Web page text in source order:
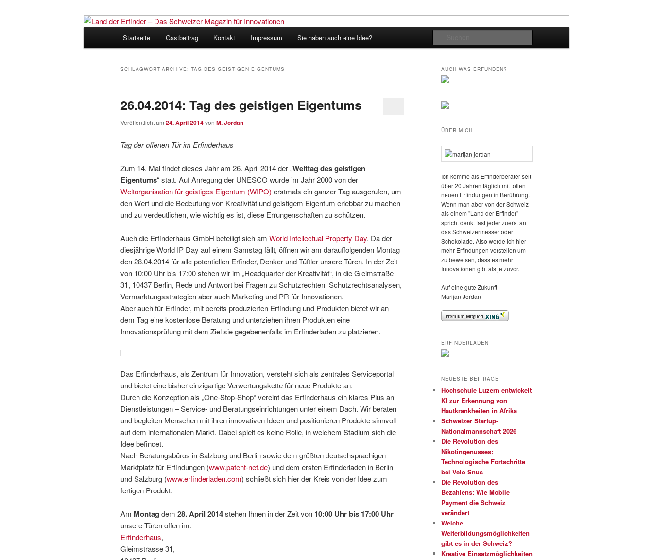
Land der Erfinder – Das Schweizer Magazin
für Innovationen
Startseite Gastbeitrag Kontakt Impressum Sie haben auch eine Idee?
SCHLAGWORT-ARCHIVE: TAG DES GEISTIGEN EIGENTUMS
26.04.2014: Tag des geistigen Eigentums
Veröffentlicht am 24. April 2014von M. Jordan
Tag der offenen Tür im Erfinderhaus
Zum 14. Mal findet dieses Jahr am 26. April 2014 der „Welttag des geistigen
Eigentums“ statt. Auf Anregung der UNESCO wurde im Jahr 2000 von der
Weltorganisation für geistiges Eigentum (WIPO) erstmals ein ganzer Tag ausgerufen, um
den Wert und die Bedeutung von Kreativität und geistigem Eigentum erlebbar zu machen
und zu verdeutlichen, wie wichtig es ist, diese Errungenschaften zu schützen.
Auch die Erfinderhaus GmbH beteiligt sich am World Intellectual Property Day. Da der
diesjährige World IP Day auf einem Samstag fällt, öffnen wir am darauffolgenden Montag
den 28.04.2014 für alle potentiellen Erfinder, Denker und Tüftler unsere Türen. In der Zeit
von 10:00 Uhr bis 17:00 stehen wir im „Headquarter der Kreativität“, in die Gleimstraße
31, 10437 Berlin, Rede und Antwort bei Fragen zu Schutzrechten, Schutzrechtsanalysen,
Vermarktungsstrategien aber auch Marketing und PR für Innovationen.
Aber auch für Erfinder, mit bereits produzierten Erfindung und Produkten bietet wir an
dem Tag eine kostenlose Beratung und unterziehen ihren Produkten eine
Innovationsprüfung mit dem Ziel sie gegebenenfalls im Erfinderladen zu platzieren.
Das Erfinderhaus, als Zentrum für Innovation, versteht sich als zentrales Serviceportal
und bietet eine bisher einzigartige Verwertungskette für neue Produkte an.
Durch die Konzeption als „One-Stop-Shop“ vereint das Erfinderhaus ein klares Plus an
Dienstleistungen – Service- und Beratungseinrichtungen unter einem Dach. Wir beraten
und begleiten Menschen mit ihren innovativen Ideen und positionieren Produkte sinnvoll
auf dem internationalen Markt. Dabei spielt es keine Rolle, in welchem Stadium sich die
Idee befindet.
Nach Beratungsbüros in Salzburg und Berlin sowie dem größten deutschsprachigen
Marktplatz für Erfindungen (www.patent-net.de) und dem ersten Erfinderladen in Berlin
und Salzburg (www.erfinderladen.com) schließt sich hier der Kreis von der Idee zum
fertigen Produkt.
Am Montag dem 28. April 2014stehen Ihnen in der Zeit von 10:00 Uhr bis 17:00 Uhr
unsere Türen offen im:
Erfinderhaus,
Gleimstrasse 31,
AUCH WAS ERFUNDEN?
ÜBER MICH
Ich komme als Erfinderberater seit
über 20 Jahren täglich mit tollen
neuen Erfindungen in Berührung.
Wenn man aber von der Schweiz
als einem "Land der Erfinder"
spricht denkt fast jeder zuerst an
das Schweizermesser oder
Schokolade. Also werde ich hier
mehr Erfindungen vorstellen um
zu beweisen, dass es mehr
Innovationen gibt als je zuvor.
Auf eine gute Zukunft,
Marijan Jordan
ERFINDERLADEN
NEUESTE BEITRÄGE
Hochschule Luzern entwickelt
KI zur Erkennung von
Hautkrankheiten in Afrika
Schweizer Startup-
Nationalmannschaft 2026
Die Revolution des
Nikotingenusses:
Technologische Fortschritte
bei Velo Snus
Die Revolution des
Bezahlens: Wie Mobile
Payment die Schweiz
verändert
Welche
Weiterbildungsmöglichkeiten
gibt es in der Schweiz?
Kreative Einsatzmöglichkeiten